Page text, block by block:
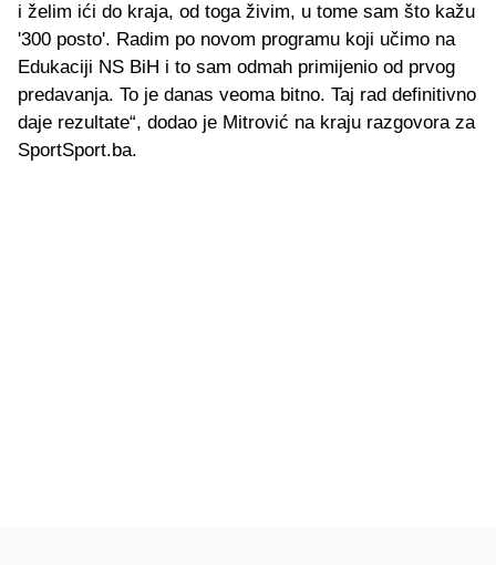
i želim ići do kraja, od toga živim, u tome sam što kažu
'300 posto'. Radim po novom programu koji učimo na
Edukaciji NS BiH i to sam odmah primijenio od prvog
predavanja. To je danas veoma bitno. Taj rad definitivno
daje rezultate“, dodao je Mitrović na kraju razgovora za
SportSport.ba.